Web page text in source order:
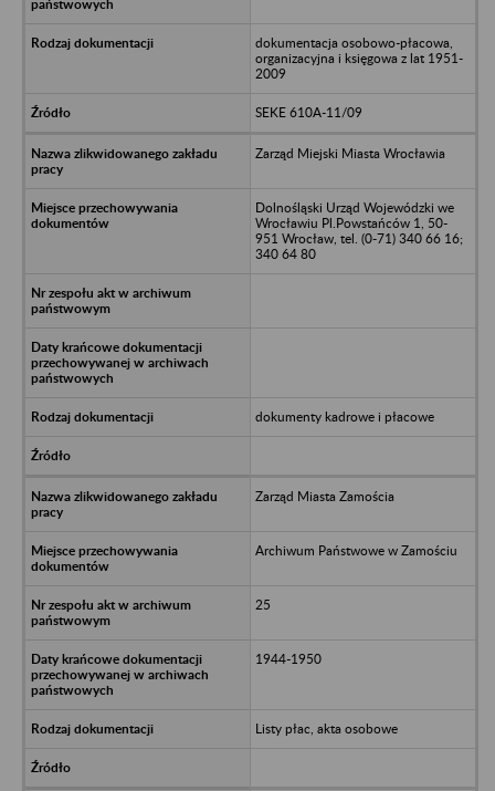
dokumentacja osobowo-płacowa,
organizacyjna i księgowa z lat 1951-
2009
SEKE 610A-11/09
Zarząd Miejski Miasta Wrocławia
Dolnośląski Urząd Wojewódzki we
Wrocławiu Pl.Powstańców 1, 50-
951 Wrocław, tel. (0-71) 340 66 16;
340 64 80
dokumenty kadrowe i płacowe
Zarząd Miasta Zamościa
Archiwum Państwowe w Zamościu
25
1944-1950
Listy płac, akta osobowe